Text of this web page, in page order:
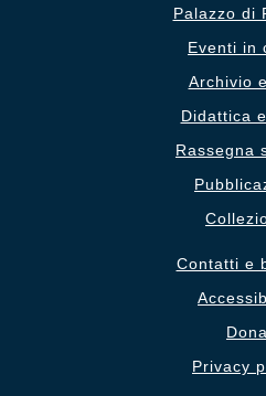
Palazzo di
Eventi in
Archivio
Didattica
Rassegna
Contatti e
Dona
Privacy